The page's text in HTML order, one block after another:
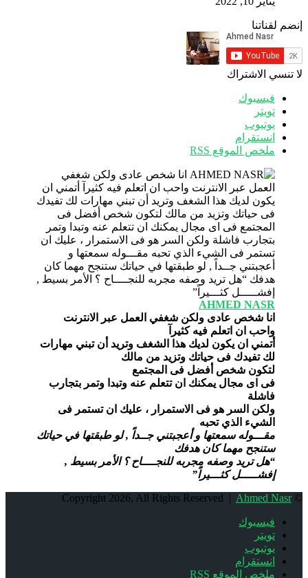
إنضم لقناتنا
لا تنسي الاشتراك
فيسبوك
تويتر
يوتيوب
انستقرام
ملخص الموقع RSS
AHMED NASR
انا شخص عادى ولكن شغفي العمل عبر الانترنت
واحب ان اتعلم فيه كثيرآ
أتمني ان يكون لديك هذا الشغف وتريد أن تبني مهارات
لك تفيدك فى حياتك وتزيد من مالك
لتكون شخص أفضل فى المجتمع
فى اى مجال يمكنك ان تتعلم عنه وتبدا وتمر بتجارب
فاشلة
ولكن السر هو فى الاستمرار ، عليك ان تستمر فى
الشيء الذي تحبه
مقـــوله سمعتها و أعجبتني جــداً , لو طبقتها في حياتك
ستنجح مهما كان هدفك
“هل تريد وصفه مجربه للنجــــاح ؟ الأمر بسيط ,
إفشـــــل كثـــيراً”
© Copyright 2026, All Rights Reserved |
Ahmed Nasr
فيسبوك
تويتر
يوتيوب
انستقرام
ملخص الموقع RSS